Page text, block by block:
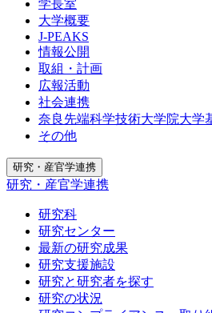
学長室
大学概要
J-PEAKS
情報公開
取組・計画
広報活動
社会連携
奈良先端科学技術大学院大学
その他
研究・産官学連携
研究・産官学連携
研究科
研究センター
最新の研究成果
研究支援施設
研究と研究者を探す
研究の状況